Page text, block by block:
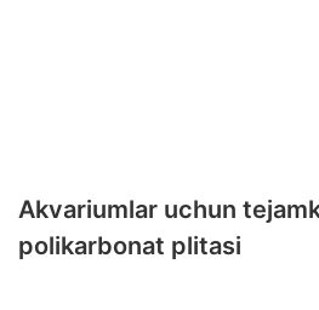
Akvariumlar uchun
polikarbonat plitasi